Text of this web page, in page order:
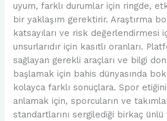
uyum, farklı durumlar için ringde,
bir yaklaşım gerektirir. Araştırma
katsayıları ve risk değerlendirmesi
unsurlarıdır için kasıtlı oranları.
sağlayan gerekli araçları ve bilgi
başlamak için bahis dünyasında
kolayca farklı sonuçlara. Spor
anlamak için, sporcuların ve
standartlarını sergilediği birkaç ünlü